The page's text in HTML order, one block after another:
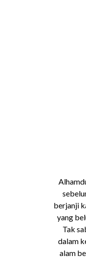
berjanji
yang
Tak
dalam
alam